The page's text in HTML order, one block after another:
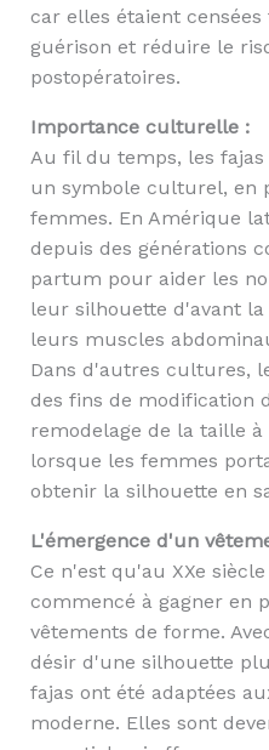
car elles étaient
guérison et réduire le
postopératoires.
Importance culturelle :
Au fil du temps, les
un symbole culturel, en
femmes. En Amérique
depuis des générations
partum pour aider les
leur silhouette d'avant la
leurs muscles
Dans d'autres cultures,
des fins de modification
remodelage de la taille
lorsque les femmes
obtenir la silhouette en
L'émergence d'un
Ce n'est qu'au XXe
commencé à gagner en
vêtements de forme.
désir d'une silhouette
fajas ont été adaptées
moderne. Elles sont